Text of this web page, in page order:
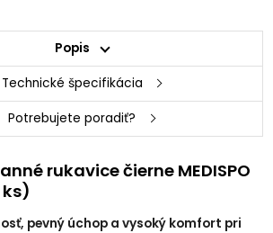
Popis
Technické špecifikácia
Potrebujete poradiť?
rukavice čierne MEDISPO
ks)
pevný úchop a vysoký komfort pri